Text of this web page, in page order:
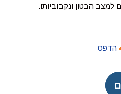
הבטון ונקבוביותו.
הדפס